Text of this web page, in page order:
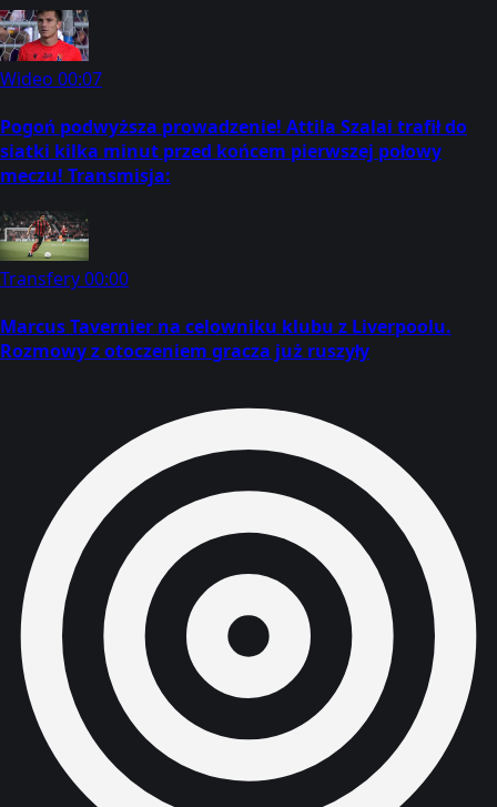
Wideo 00:07
Pogoń podwyższa prowadzenie! Attila Szalai trafił do
siatki kilka minut przed końcem pierwszej połowy
meczu! Transmisja:
Transfery00:00
Marcus Tavernier na celowniku klubu z Liverpoolu.
Rozmowy z otoczeniem gracza już ruszyły